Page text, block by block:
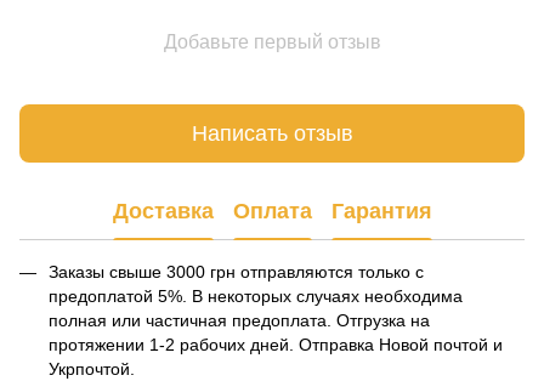
Добавьте первый отзыв
Написать отзыв
Доставка Оплата Гарантия
Заказы свыше 3000 грн отправляются только с
предоплатой 5%. В некоторых случаях необходима
полная или частичная предоплата. Отгрузка на
протяжении 1-2 рабочих дней. Отправка Новой почтой и
Укрпочтой.